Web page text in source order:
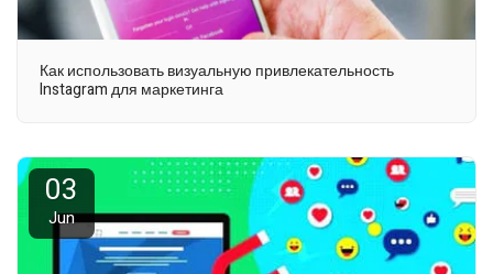
Как использовать визуальную привлекательность
Instagram для маркетинга
03
Jun